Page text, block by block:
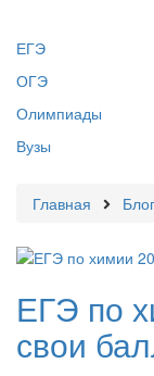
ЕГЭ
ОГЭ
Олимпиады
Вузы
Главная Блог
ЕГЭ по
свои